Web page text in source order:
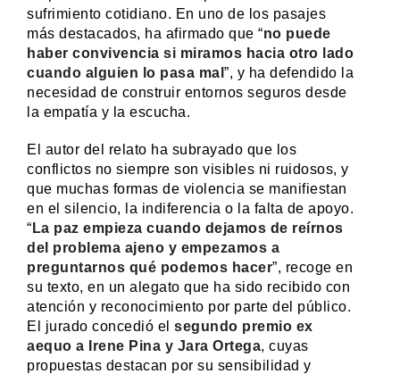
sufrimiento cotidiano. En uno de los pasajes
más destacados, ha afirmado que “no puede
haber convivencia si miramos hacia otro lado
cuando alguien lo pasa mal ”, y ha defendido la
necesidad de construir entornos seguros desde
la empatía y la escucha.
El autor del relato ha subrayado que los
conflictos no siempre son visibles ni ruidosos, y
que muchas formas de violencia se manifiestan
en el silencio, la indiferencia o la falta de apoyo.
“ La paz empieza cuando dejamos de reírnos
del problema ajeno y empezamos a
preguntarnos qué podemos hacer”, recoge en
su texto, en un alegato que ha sido recibido con
atención y reconocimiento por parte del público.
El jurado concedió el segundo premio ex
aequo a Irene Pina y Jara Ortega, cuyas
propuestas destacan por su sensibilidad y